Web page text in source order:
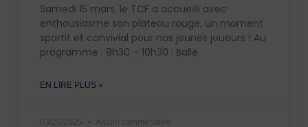
Samedi 15 mars, le TCF a accueilli avec
enthousiasme son plateau rouge, un moment
sportif et convivial pour nos jeunes joueurs ! Au
programme : 9h30 – 10h30 : Balle
EN LIRE PLUS »
03/20/2025 Aucun commentaire